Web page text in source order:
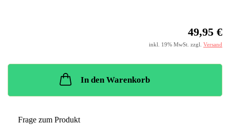
49,95 €
inkl. 19% MwSt. zzgl. Versand
In den Warenkorb
Frage zum Produkt